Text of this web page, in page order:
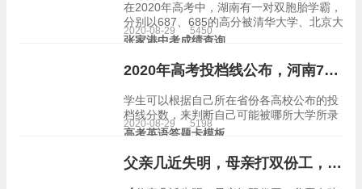
在2020年高考中，湖南有一对双胞胎学霸，
分别以687、685的高分被清华大学、北京大
学录取。作为他们的父母，自然十分高兴。
习，扎实基础，学有所成，不要辜负了社
会、学校和家…
张家港中考成绩查询
2020-08-29 5450
2020年高考投档线公布，河南700分无缘清华北大，北京分数线出人意料
学生可以根据自己所在省份各高校公布的投
档线分数，来判断自己可能被哪所大学所录
取。2019年北京大学在河南省的投档分数为
不小的差距。各高校在北京的投档线和很多
省份保…
高考英语答题卡模板
2020-08-29 5198
父亲几近失明，母亲打双份工，贫困女孩励志学医被哈医大录取